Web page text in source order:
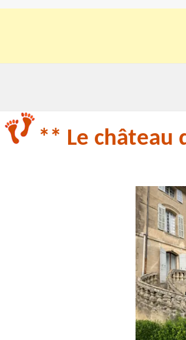
** Le château